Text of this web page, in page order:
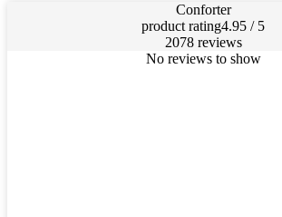
Conforter
product rating4.95 / 5
2078 reviews
No reviews to show